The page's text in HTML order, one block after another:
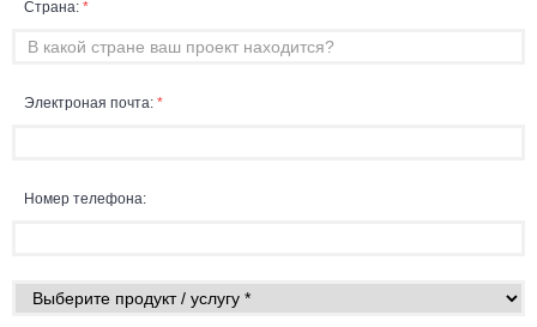
Страна: *
Электроная почта: *
Номер телефона: